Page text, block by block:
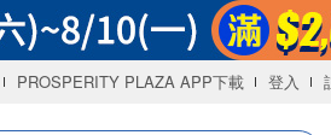
PROSPERITY PLAZA APP下載 登入